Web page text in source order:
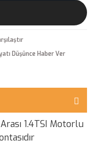
Düşünce Haber Ver
1.4TSI Motorlu